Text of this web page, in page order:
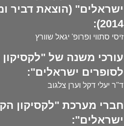
ישראלים" (הוצאת דביר
2014):
זיסי סתווי ופרופ' יגאל שוורץ
עורכי משנה של
לסופרים ישראלים":
ד"ר יעלי דקל וערן צלגוב
חברי מערכת "לקסיקון
ישראלים":